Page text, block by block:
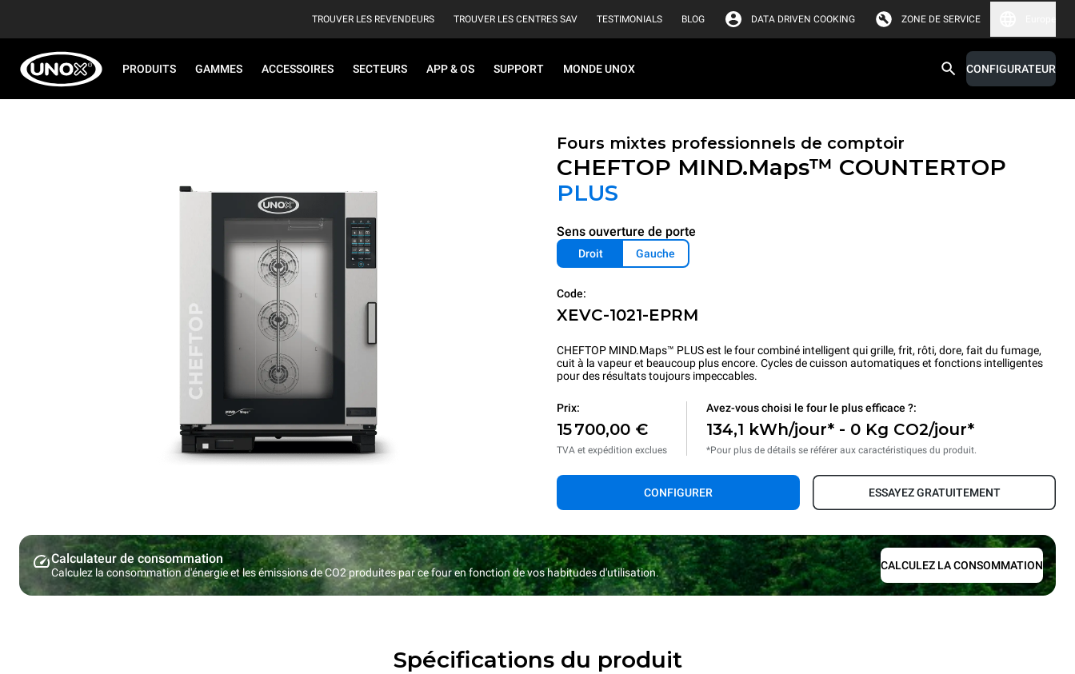
TROUVER LES REVENDEURS TROUVER LES CENTRES SAV TESTIMONIALS BLOG DATA DRIVEN COOKING ZONE DE SERVICE
PRODUITS GAMMES ACCESSOIRES SECTEURS APP & OS SUPPORT MONDE UNOX CONFIGURATEUR
Fours mixtes professionnels de comptoir
CHEFTOP MIND.Maps™ COUNTERTOP
PLUS
Sens ouverture de porte
Droit Gauche
Code:
XEVC-1021-EPRM
CHEFTOP MIND.Maps™ PLUS est le four combiné intelligent qui grille, frit, rôti, dore, fait du fumage,
cuit à la vapeur et beaucoup plus encore. Cycles de cuisson automatiques et fonctions intelligentes
pour des résultats toujours impeccables.
Prix:
15 700,00 €
TVA et expédition exclues
Avez-vous choisi le four le plus efficace ?:
134,1 kWh/jour* - 0 Kg CO2/jour*
*Pour plus de détails se référer aux caractéristiques du produit.
CONFIGURER ESSAYEZ GRATUITEMENT
Calculateur de consommation
Calculez la consommation d'énergie et les émissions de CO2 produites par ce four en fonction de vos habitudes d'utilisation.
CALCULEZ LA CONSOMMATION
Spécifications du produit